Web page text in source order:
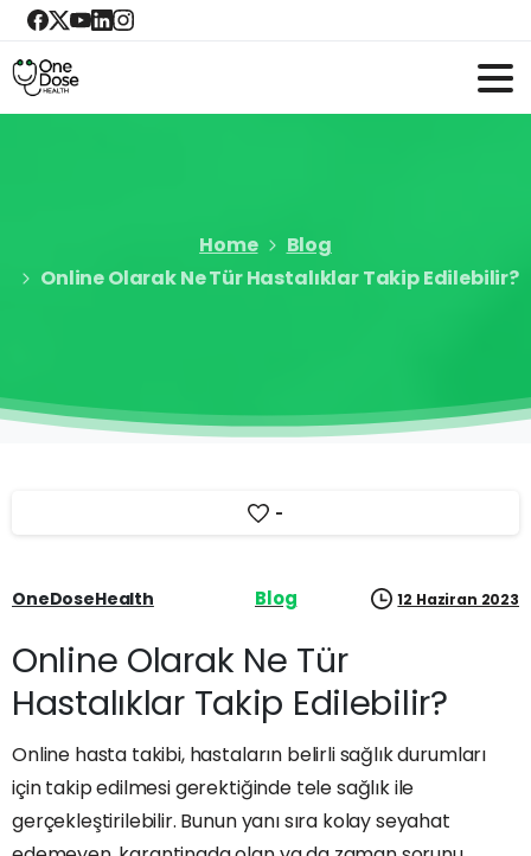
Home
Blog
Online Olarak Ne Tür Hastalıklar Takip Edilebilir?
-
OneDoseHealth Blog 12 Haziran 2023
Online Olarak Ne Tür
Hastalıklar Takip Edilebilir?
Online hasta takibi, hastaların belirli sağlık durumları
için takip edilmesi gerektiğinde tele sağlık ile
gerçekleştirilebilir. Bunun yanı sıra kolay seyahat